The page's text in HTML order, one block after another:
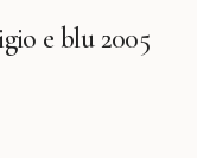
e blu 2005